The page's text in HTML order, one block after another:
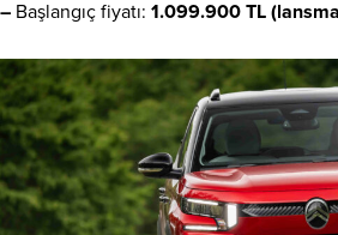
– Başlangıç fiyatı: 1.099.900 TL